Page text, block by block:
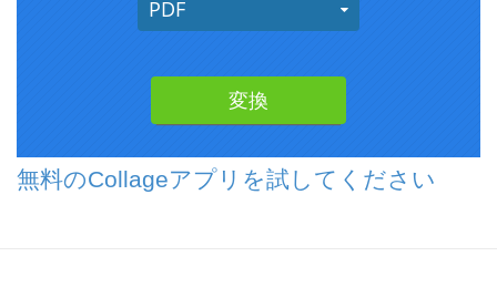
無料のCollageアプリを試してください